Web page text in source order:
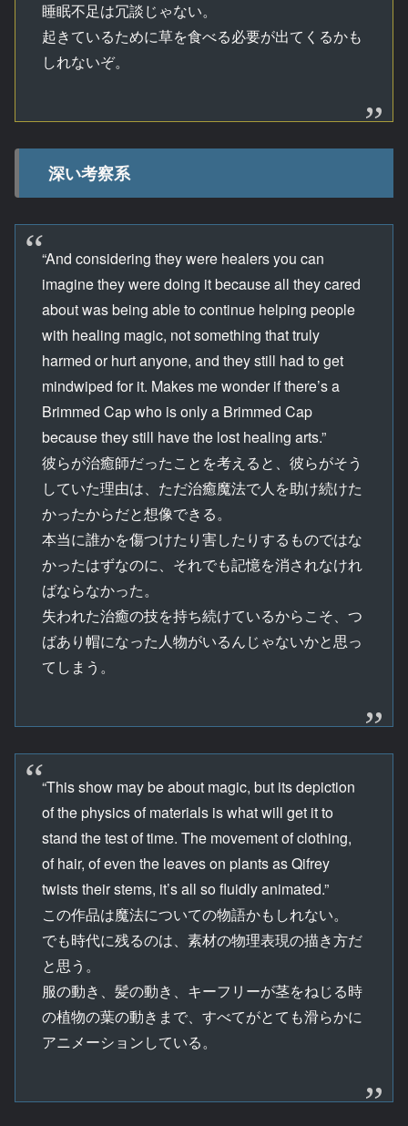
睡眠不足は冗談じゃない。
起きているために草を食べる必要が出てくるかも
しれないぞ。
深い考察系
“And considering they were healers you can
imagine they were doing it because all they cared
about was being able to continue helping people
with healing magic, not something that truly
harmed or hurt anyone, and they still had to get
mindwiped for it. Makes me wonder if there’s a
Brimmed Cap who is only a Brimmed Cap
because they still have the lost healing arts.”
彼らが治癒師だったことを考えると、彼らがそう
していた理由は、ただ治癒魔法で人を助け続けた
かったからだと想像できる。
本当に誰かを傷つけたり害したりするものではな
かったはずなのに、それでも記憶を消されなけれ
ばならなかった。
失われた治癒の技を持ち続けているからこそ、つ
ばあり帽になった人物がいるんじゃないかと思っ
てしまう。
“This show may be about magic, but its depiction
of the physics of materials is what will get it to
stand the test of time. The movement of clothing,
of hair, of even the leaves on plants as Qifrey
twists their stems, it’s all so fluidly animated.”
この作品は魔法についての物語かもしれない。
でも時代に残るのは、素材の物理表現の描き方だ
と思う。
服の動き、髪の動き、キーフリーが茎をねじる時
の植物の葉の動きまで、すべてがとても滑らかに
アニメーションしている。